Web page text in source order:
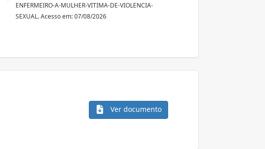
ENFERMEIRO-A-MULHER-VITIMA-DE-VIOLENCIA-
SEXUAL. Acesso em: 07/08/2026
Ver documento